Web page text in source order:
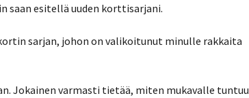
saan esitellä uuden korttisarjani.
sarjan, johon on valikoitunut minulle rakkaita
Jokainen varmasti tietää, miten mukavalle tuntuu